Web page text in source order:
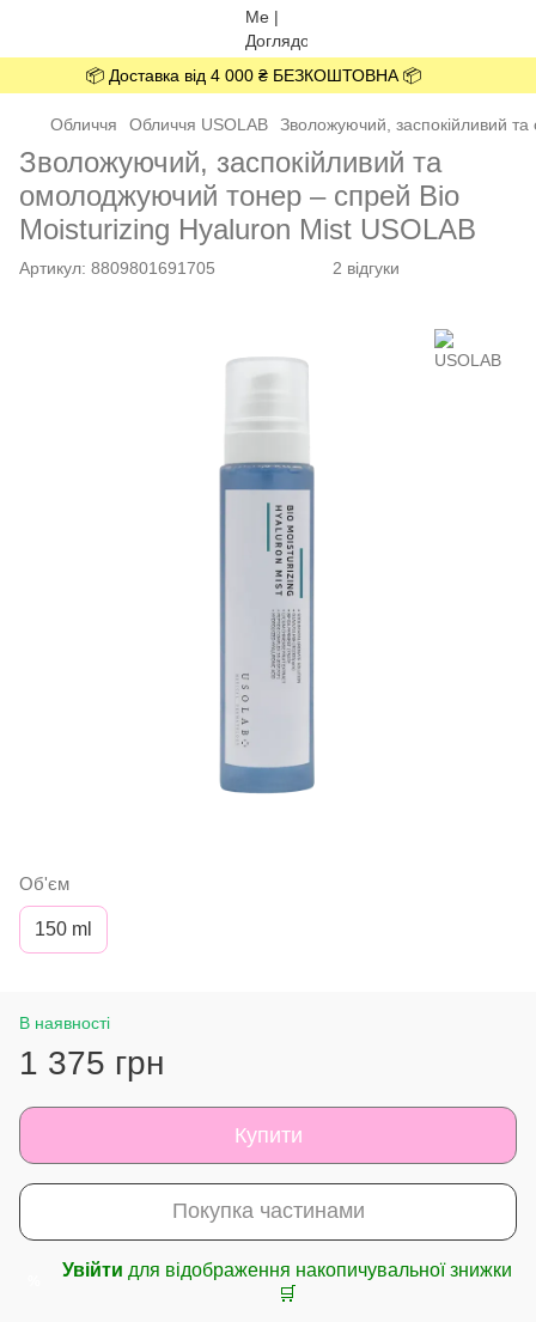
📦 Доставка від 4 000 ₴ БЕЗКОШТОВНА 📦
Обличчя Обличчя USOLAB Зволожуючий, заспокійливий
Зволожуючий, заспокійливий та
омолоджуючий тонер – спрей Bio
Moisturizing Hyaluron Mist USOLAB
Артикул: 8809801691705 2 відгуки
Об'єм
150 ml
В наявності
1 375 грн
Купити
Покупка частинами
Увійти для відображення накопичувальної знижки
🛒